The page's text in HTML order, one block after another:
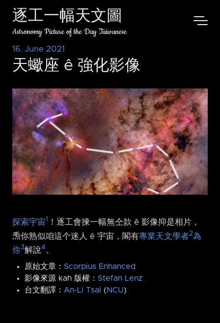
逐工一幅天文圖
Astronomy Picture of the Day Taiwanese
16. June 2021
天蠍座 ê 強化影像
探索宇宙1
！逐工會揀一幅無仝款 ê 影像抑是相片，
𤆬你熟似咱這个迷人 ê 宇宙，閣有專業天文學者2為
你3解說4 。
原始文章： Scorpius Enhanced
影像來源 kah 版權： Stefan Lenz
台文翻譯： An-Li Tsai (NCU)